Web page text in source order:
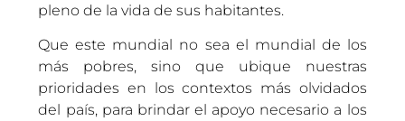
pleno de la vida de sus habitantes.
Que este mundial no sea el mundial de los
más pobres, sino que ubique nuestras
prioridades en los contextos más olvidados
del país, para brindar el apoyo necesario a los